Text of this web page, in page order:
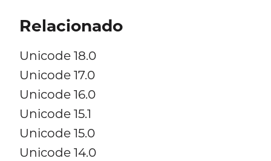
Relacionado
Unicode 18.0
Unicode 17.0
Unicode 16.0
Unicode 15.1
Unicode 15.0
Unicode 14.0